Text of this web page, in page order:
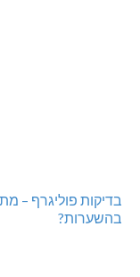
בדיקות פוליגרף –
בהשערות?